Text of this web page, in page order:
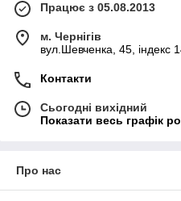
Працює з 05.08.2013
м. Чернігів
вул.Шевченка, 45, індекс
Контакти
Сьогодні вихідний
Показати весь графік
Про нас